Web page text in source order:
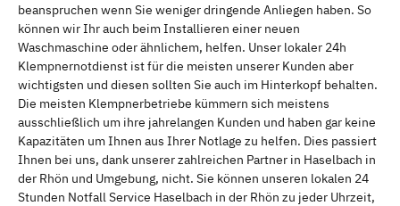
beanspruchen wenn Sie weniger dringende Anliegen haben. So
können wir Ihr auch beim Installieren einer neuen
Waschmaschine oder ähnlichem, helfen. Unser lokaler 24h
Klempnernotdienst ist für die meisten unserer Kunden aber
wichtigsten und diesen sollten Sie auch im Hinterkopf behalten.
Die meisten Klempnerbetriebe kümmern sich meistens
ausschließlich um ihre jahrelangen Kunden und haben gar keine
Kapazitäten um Ihnen aus Ihrer Notlage zu helfen. Dies passiert
Ihnen bei uns, dank unserer zahlreichen Partner in Haselbach in
der Rhön und Umgebung, nicht. Sie können unseren lokalen 24
Stunden Notfall Service Haselbach in der Rhön zu jeder Uhrzeit,